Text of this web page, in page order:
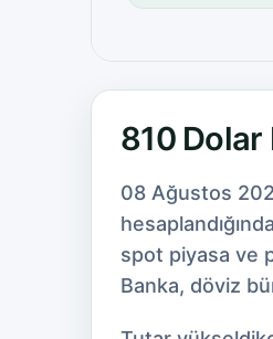
810 Dolar
08 Ağustos
spot piyasa ve
Banka, döviz